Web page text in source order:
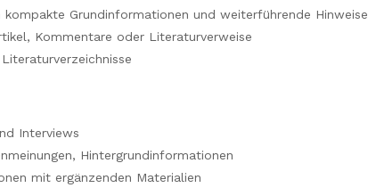
Grundinformationen und weiterführende Hinweise
Kommentare oder Literaturverweise
Interviews
Hintergrundinformationen
mit ergänzenden Materialien